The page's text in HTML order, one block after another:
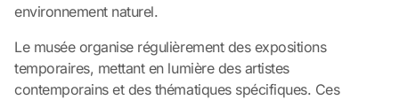
environnement naturel.
Le musée organise régulièrement des expositions
temporaires, mettant en lumière des artistes
contemporains et des thématiques spécifiques. Ces